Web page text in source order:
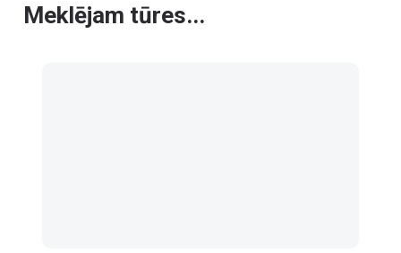
Meklējam tūres...